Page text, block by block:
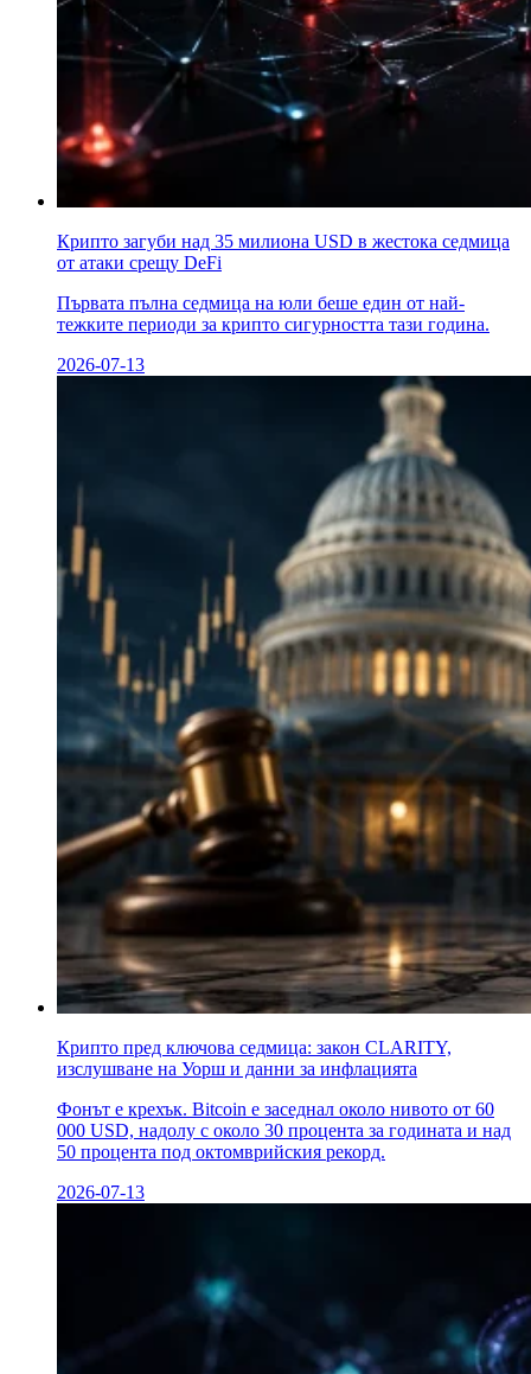
Крипто загуби над 35 милиона USD в жестока седмица
от атаки срещу DeFi
Първата пълна седмица на юли беше един от най-
тежките периоди за крипто сигурността тази година.
2026-07-13
Крипто пред ключова седмица: закон CLARITY,
изслушване на Уорш и данни за инфлацията
Фонът е крехък. Bitcoin е заседнал около нивото от 60
000 USD, надолу с около 30 процента за годината и над
50 процента под октомврийския рекорд.
2026-07-13